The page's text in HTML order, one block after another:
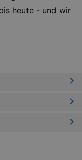
heute - und wir